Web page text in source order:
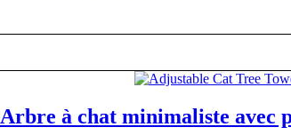
Arbre à chat minimaliste avec